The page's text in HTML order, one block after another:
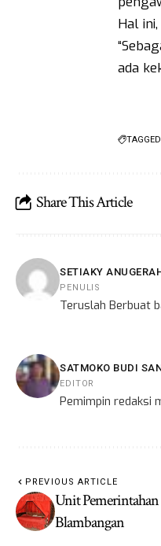
Hal
ada
Share This Article
SETIAKY
PENULIS
Teruslah Berbuat
SATMOKO BUDI
EDITOR
Pemimpin redaksi
PREVIOUS ARTICLE
Unit
Blambangan